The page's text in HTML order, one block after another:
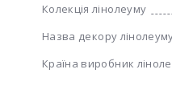
Колекція лінолеуму
Назва декору
Країна виробник